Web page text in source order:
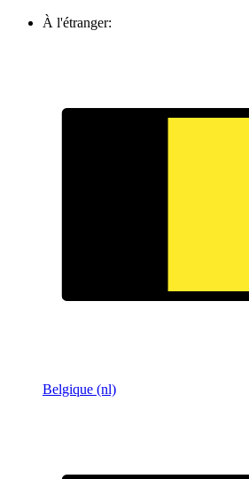
À l'étranger:
Belgique (nl)